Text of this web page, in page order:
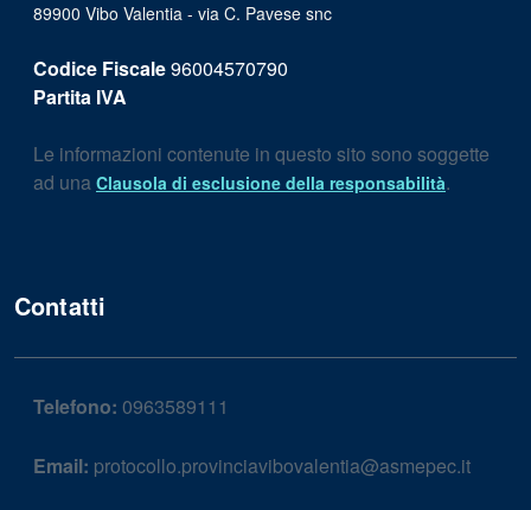
89900 Vibo Valentia - via C. Pavese snc
Codice Fiscale96004570790
Partita IVA
Le informazioni contenute in questo sito sono soggette
ad una Clausola di esclusione della responsabilità.
Contatti
Telefono: 0963589111
Email: protocollo.provinciavibovalentia@asmepec.it